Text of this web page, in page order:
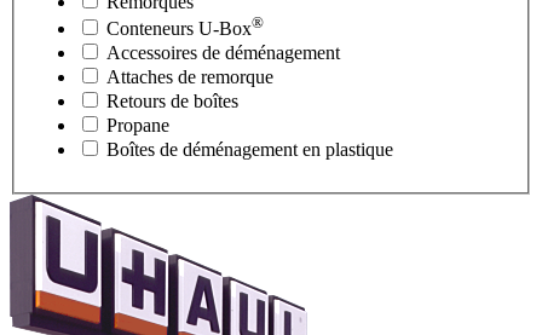
Conteneurs U-Box®
Accessoires de déménagement
Attaches de remorque
Retours de boîtes
Propane
Boîtes de déménagement en plastique